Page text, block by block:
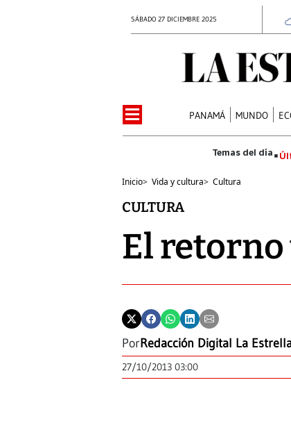
SÁBADO 27 DICIEMBRE 2025
PANAMÁ MUNDO
Inicio> Vida y cultura> Cultura
CULTURA
El
PorRedacción Digital La
27/10/2013 03:00